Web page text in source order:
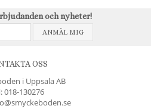
och nyheter!
ANMÄL MIG
OSS
i Uppsala AB
018-130276